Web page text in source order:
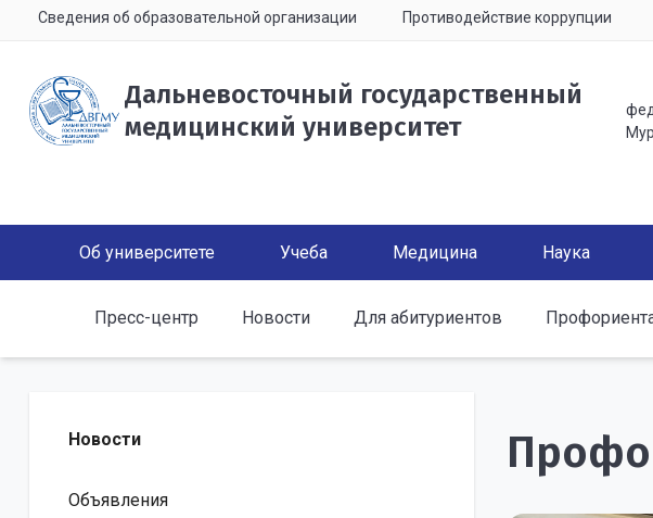
Сведения об образовательной организации Противодействие коррупции
Дальневосточный государственный
медицинский университет
Об университете Учеба Медицина Наука
Пресс-центр Новости Для абитуриентов
Новости
Объявления